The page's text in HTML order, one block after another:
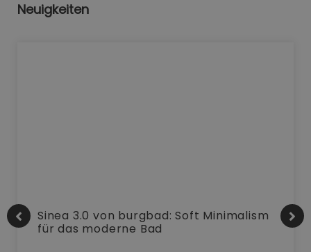
Neuigkeiten
Sinea 3.0 von burgbad: Soft Minimalism
für das moderne Bad